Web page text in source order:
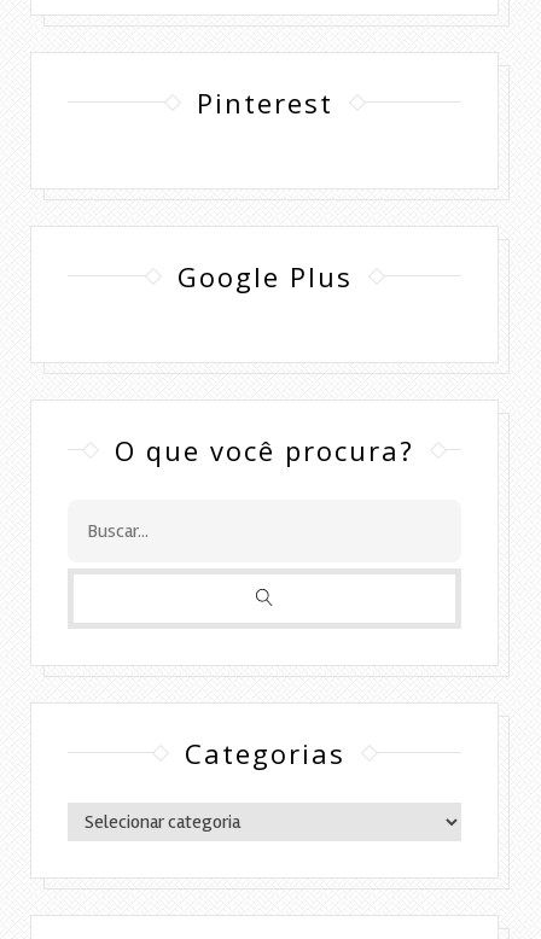
Pinterest
Google Plus
O que você procura?
Categorias
Categorias